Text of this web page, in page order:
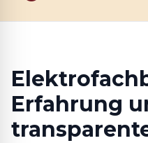
Erfahrung